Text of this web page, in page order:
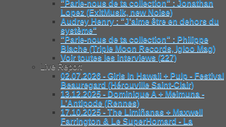
"Parle-nous de ta collection" : Jonathan
Lopez (ExitMusik, new Noise)
Audrey Henry : "J’aime être en dehors du
système"
"Parle-nous de ta collection" : Philippe
Blache (Triple Moon Records, Igloo Mag)
Voir toutes les interviews (227)
Live Report
02.07.2026 - Girls In Hawaii + Pulp - Festival
Beauregard (Hérouville Saint-Clair)
13.12.2025 - Dominique A + Meimuna -
L’Antipode (Rennes)
17.10.2025 - The Limiñanas + Maxwell
Farrington & Le SuperHomard - La